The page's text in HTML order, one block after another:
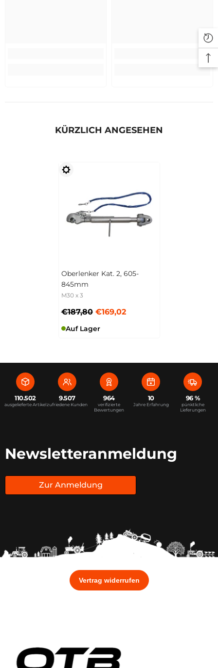
KÜRZLICH ANGESEHEN
Oberlenker Kat. 2, 605-
845mm
M30 x 3
€187,80 €169,02
Auf Lager
110.502
ausgelieferte Artikel
9.507
zufriedene Kunden
964
verifizierte
Bewertungen
10
Jahre Erfahrung
96 %
pünktliche
Lieferungen
Newsletteranmeldung
Zur Anmeldung